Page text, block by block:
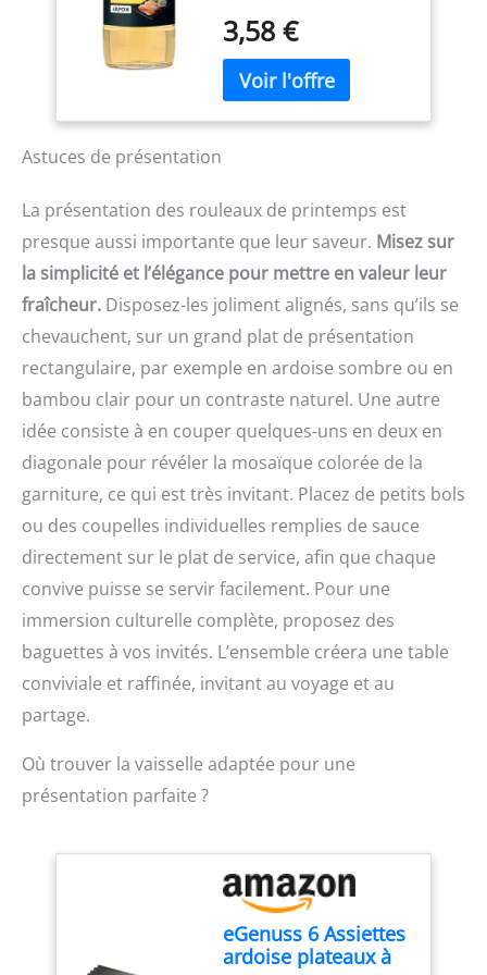
naturelle faite avec soin
pour les gens et la
planète EMBALLAGE: Mis
en bouteille dans du
verre recyclable avec un
durabilité de la source au
rayon
d'assaisonner votre riz à
sushis, mais aussi les
salades et les marinades,
pour de délicieux repas
asiatiques en famille ou
par fermentation du riz,
le vinaigre de riz est un
assaisonnement
incontournable dans la
cuisine japonaise. Peu
acide et subtilement
merveille tous types de
sauces LE SECRET DES
MEILLEURS SUSHIS :
Réussir ses sushis
maison repose sur le
choix d'ingrédients de
haute qualité comme
ceux proposés par
Tanoshi et sur une
cuisson parfaite du riz,
tenue du sushi LE
VINAIGRE DE RIZ DANS
LES SUSHIS : Le vinaigre
de riz est l'une des clés
facilité à s'agglutiner afin
MARQUE TANOSHI :
Tanoshi vous fait voyager
en Asie avec délice, au
travers de produits
authentiques, savoureux
3,58 €
Astuces de présentation
La présentation des rouleaux de printemps est
presque aussi importante que leur saveur. Misez sur
la simplicité et l’élégance pour mettre en valeur leur
fraîcheur. Disposez-les joliment alignés, sans qu’ils se
chevauchent, sur un grand plat de présentation
rectangulaire, par exemple en ardoise sombre ou en
bambou clair pour un contraste naturel. Une autre
idée consiste à en couper quelques-uns en deux en
diagonale pour révéler la mosaïque colorée de la
garniture, ce qui est très invitant. Placez de petits bols
ou des coupelles individuelles remplies de sauce
directement sur le plat de service, afin que chaque
convive puisse se servir facilement. Pour une
immersion culturelle complète, proposez des
baguettes à vos invités. L’ensemble créera une table
conviviale et raffinée, invitant au voyage et au
partage.
Où trouver la vaisselle adaptée pour une
présentation parfaite ?
eGenuss 6 Assiettes
ardoise plateaux à